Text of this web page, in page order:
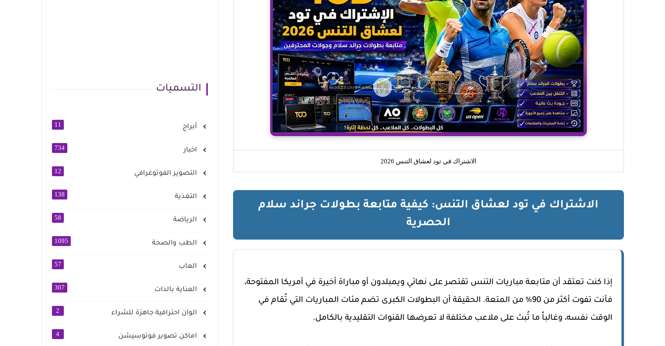
الاشتراك في تود لعشاق التنس 2026
الاشتراك في تود لعشاق التنس: كيفية متابعة بطولات جراند سلام
الحصرية
إذا كنت تعتقد أن متابعة مباريات التنس تقتصر على نهائي ويمبلدون أو مباراة أخيرة في أمريكا المفتوحة،
فأنت تفوت أكثر من 90% من المتعة. الحقيقة أن البطولات الكبرى تضم مئات المباريات التي تُقام في
الوقت نفسه، وغالباً ما تُبث على ملاعب مختلفة لا تعرضها القنوات التقليدية بالكامل.
التسميات
أبراج 11
اخبار 734
التصوير الفوتوغرافي 12
التغذية 138
الرياضة 58
الطب والصحة 1095
العاب 57
العناية بالذات 307
الوان احترافية جاهزة للشراء 2
اماكن تصوير فوتوسيشن 4